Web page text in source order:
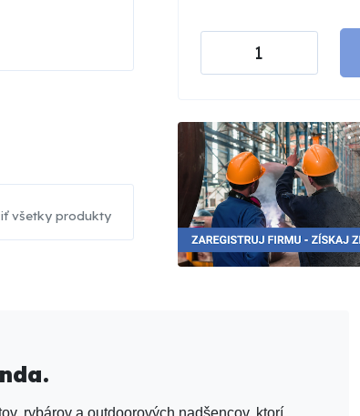
všetky produkty
rybárov a outdoorových nadšencov, ktorí